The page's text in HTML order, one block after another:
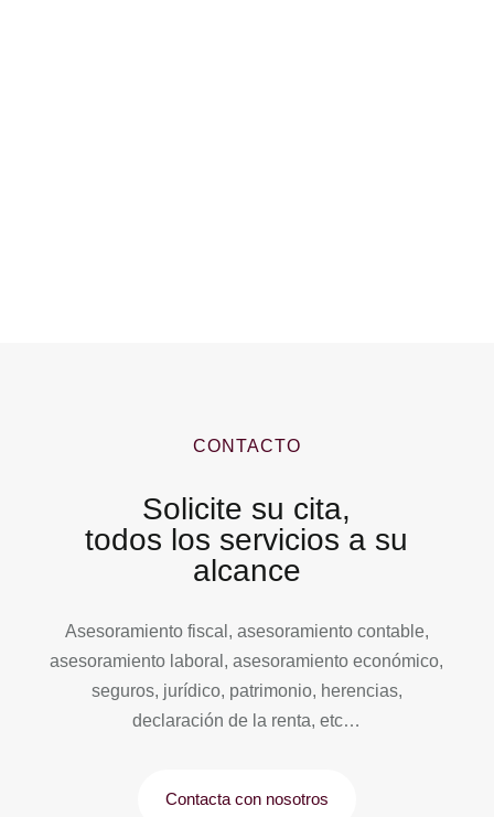
CONTACTO
Solicite su cita,
todos los servicios a su
alcance
Asesoramiento fiscal, asesoramiento contable,
asesoramiento laboral, asesoramiento económico,
seguros, jurídico, patrimonio, herencias,
declaración de la renta, etc…
Contacta con nosotros